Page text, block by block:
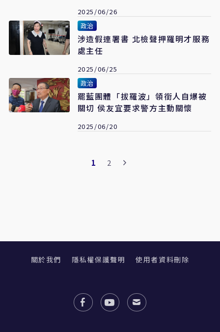
2025/06/26
政治
涉造假連署書 北檢聲押羅明才服務
處主任
2025/06/25
政治
罷藍團體「拔羅波」領銜人自爆被
關切 侯友宜要求警方主動關懷
2025/06/20
1 2
關於我們 隱私權保護聲明 使用者資料刪除